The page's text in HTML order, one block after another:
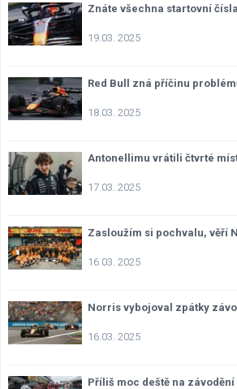
Znáte všechna startovní
19.03. 2025
Red Bull zná příčinu
18.03. 2025
Antonellimu vrátili čtvrté
17.03. 2025
Zasloužím si pochvalu, věří
16.03. 2025
Norris vybojoval zpátky
16.03. 2025
Příliš moc deště na závodění